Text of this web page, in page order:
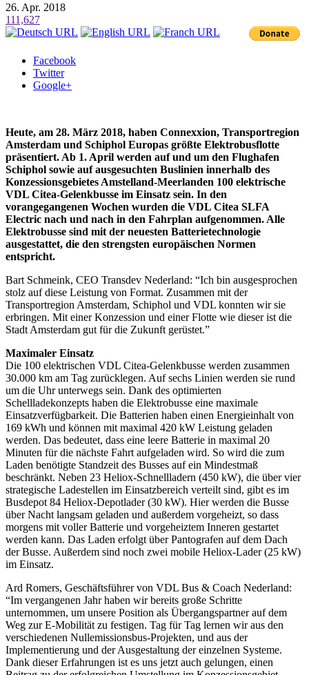
26. Apr. 2018
111,627
Facebook
Twitter
Google+
Heute, am 28. März 2018, haben Connexxion, Transportregion
Amsterdam und Schiphol Europas größte Elektrobusflotte
präsentiert. Ab 1. April werden auf und um den Flughafen
Schiphol sowie auf ausgesuchten Buslinien innerhalb des
Konzessionsgebietes Amstelland-Meerlanden 100 elektrische
VDL Citea-Gelenkbusse im Einsatz sein. In den
vorangegangenen Wochen wurden die VDL Citea SLFA
Electric nach und nach in den Fahrplan aufgenommen. Alle
Elektrobusse sind mit der neuesten Batterietechnologie
ausgestattet, die den strengsten europäischen Normen
entspricht.
Bart Schmeink, CEO Transdev Nederland: “Ich bin ausgesprochen
stolz auf diese Leistung von Format. Zusammen mit der
Transportregion Amsterdam, Schiphol und VDL konnten wir sie
erbringen. Mit einer Konzession und einer Flotte wie dieser ist die
Stadt Amsterdam gut für die Zukunft gerüstet.”
Maximaler Einsatz
Die 100 elektrischen VDL Citea-Gelenkbusse werden zusammen
30.000 km am Tag zurücklegen. Auf sechs Linien werden sie rund
um die Uhr unterwegs sein. Dank des optimierten
Schellladekonzepts haben die Elektrobusse eine maximale
Einsatzverfügbarkeit. Die Batterien haben einen Energieinhalt von
169 kWh und können mit maximal 420 kW Leistung geladen
werden. Das bedeutet, dass eine leere Batterie in maximal 20
Minuten für die nächste Fahrt aufgeladen wird. So wird die zum
Laden benötigte Standzeit des Busses auf ein Mindestmaß
beschränkt. Neben 23 Heliox-Schnellladern (450 kW), die über vier
strategische Ladestellen im Einsatzbereich verteilt sind, gibt es im
Busdepot 84 Heliox-Depotlader (30 kW). Hier werden die Busse
über Nacht langsam geladen und außerdem vorgeheizt, so dass
morgens mit voller Batterie und vorgeheiztem Inneren gestartet
werden kann. Das Laden erfolgt über Pantografen auf dem Dach
der Busse. Außerdem sind noch zwei mobile Heliox-Lader (25 kW)
im Einsatz.
Ard Romers, Geschäftsführer von VDL Bus & Coach Nederland:
“Im vergangenen Jahr haben wir bereits große Schritte
unternommen, um unsere Position als Übergangspartner auf dem
Weg zur E-Mobilität zu festigen. Tag für Tag lernen wir aus den
verschiedenen Nullemissionsbus-Projekten, und aus der
Implementierung und der Ausgestaltung der einzelnen Systeme.
Dank dieser Erfahrungen ist es uns jetzt auch gelungen, einen